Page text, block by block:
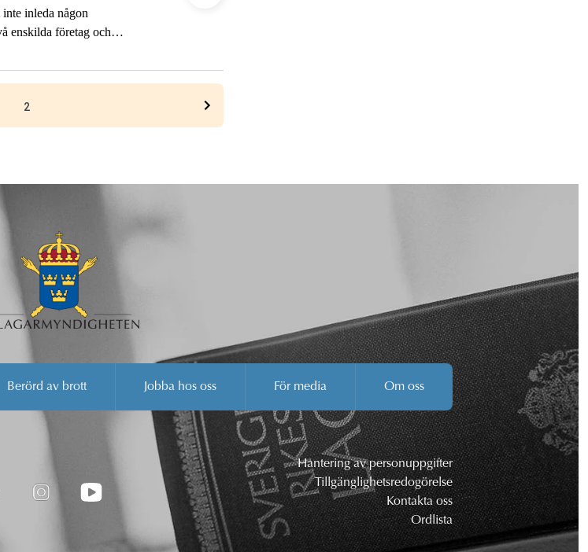
inleda någon
enskilda företag och
2
Berörd av brott Jobba hos oss För media Om oss
Hantering av personuppgifter
Tillgänglighetsredogörelse
Kontakta oss
Ordlista